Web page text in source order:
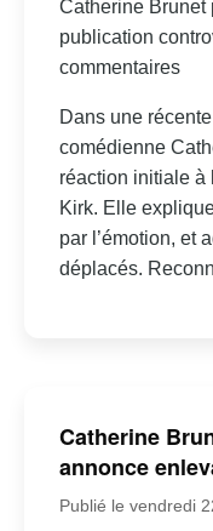
Catherine Brunet
publication
commentaires
Dans une
comédienne
réaction initiale à
Kirk. Elle
par l’émotion, et
déplacés.
Catherine
annonce
Publié le vendredi